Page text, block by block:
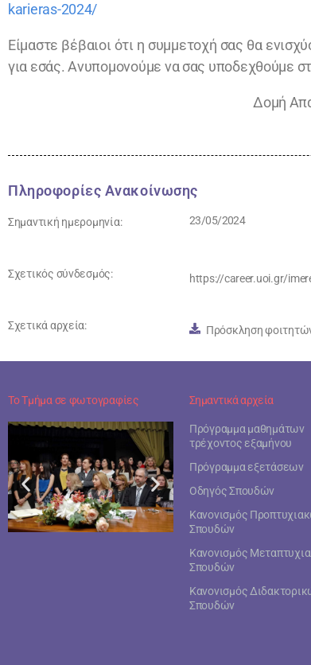
karieras-2024/
Είμαστε βέβαιοι ότι η συμμετοχή σας θα
για εσάς. Ανυπομονούμε να σας υποδεχθούμε
Δομή
Πληροφορίες Ανακοίνωσης
Σημαντική ημερομηνία: 23/05/2024
Σχετικός σύνδεσμός: https://career.uoi.gr/
Σχετικά αρχεία: Πρόσκληση
Το Τμήμα σε φωτογραφίες Σημαντικά αρχεία
Πρόγραμμα μαθημάτων
τρέχοντος εξαμήνου
Πρόγραμμα εξετάσεων
Οδηγός Σπουδών
Κανονισμός
Σπουδών
Κανονισμός
Σπουδών
Κανονισμός
Σπουδών